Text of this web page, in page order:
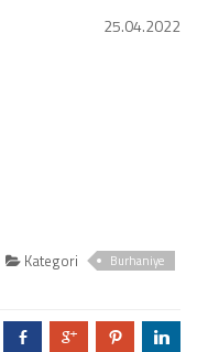
25.04.2022
Kategori Burhaniye
b c d j